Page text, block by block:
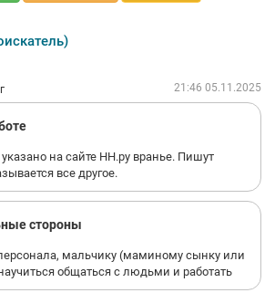
21:46 05.11.2025
на сайте НН.ру вранье. Пишут
все другое.
стороны
мальчику (маминому сынку или
общаться с людьми и работать